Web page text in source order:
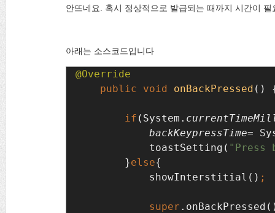
안뜨네요. 혹시 정상적으로 발급되는 때까지 시간이
아래는 소스코드입니다
public void onBackPressed ()
if (System.
backKeypressTime=
toastSetting( "Press
}else{
            showInterstitial()
            super